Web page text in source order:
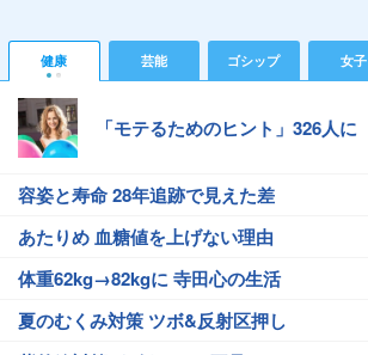
健康 芸能 ゴシップ 女子
「モテるためのヒント」326人に
容姿と寿命 28年追跡で見えた差
あたりめ 血糖値を上げない理由
体重62kg→82kgに 寺田心の生活
夏のむくみ対策 ツボ&反射区押し